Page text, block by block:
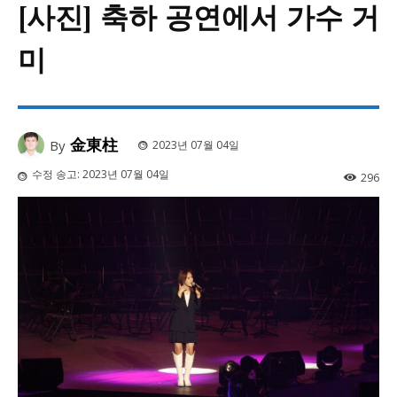
[사진] 축하 공연에서 가수 거
미
By 金東柱
2023년 07월 04일
수정 송고: 2023년 07월 04일 296